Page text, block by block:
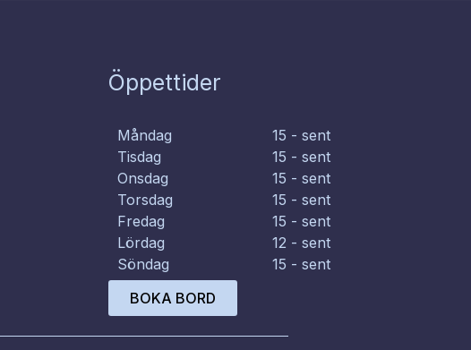
Öppettider
Måndag
15 - sent
Tisdag
15 - sent
Onsdag
15 - sent
Torsdag
15 - sent
Fredag
15 - sent
Lördag
12 - sent
Söndag
15 - sent
BOKA BORD